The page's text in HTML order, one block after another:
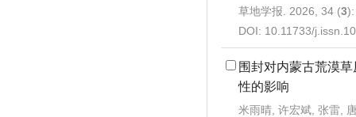
草地学报. 2026, 34 (3
DOI: 10.11733/
围封对内蒙古荒漠
性的影响
米雨晴, 许宏斌, 张雷,